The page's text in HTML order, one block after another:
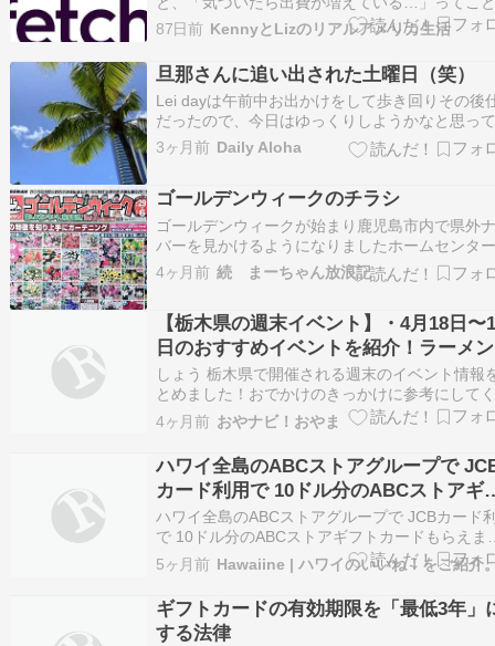
ありませんか？ 特に食費や日用品って、毎週コ
タントにお金がかかるので、少しでもお得にで
ら嬉しいですよね。 今回は、私が実際に使って
レシートを撮るだけでポイントが貯まる神アプ…
87日前 KennyとLizのリアルアメリカ生活
旦那さんに追い出された土曜日（笑）
Lei dayは午前中お出かけをして歩き回りその後
だったので、今日はゆっくりしようかなと思っ
た土曜日。 Ｊｄが言いました。「今日は一日バ
ームの壁のＤＩＹ（正確には壁を付ける前の内
いまま我慢を強いられている状態なので、…
3ヶ月前 Daily Aloha
ゴールデンウィークのチラシ
ゴールデンウィークが始まり鹿児島市内で県外
バーを見かけるようになりましたホームセンタ
チラシもゴールデンウィーク仕様鹿児島市の買
応援ギフトカードが利用できると書いてありま
ブログランキングに参加しています♪★☆★☆★
島…
4ヶ月前 続 まーちゃん放浪記
【栃木県の週末イベント】・4月18日〜
日のおすすめイベントを紹介！ラーメン
祭・工場祭り・ワインフェアなど
しょう 栃木県で開催される週末のイベント情報
とめました！おでかけのきっかけに参考にして
さいね。 栃木県 週末イベント情報 「今週末は
に行こう？」を解決！栃木県で2026年4月18(土
月19日(日)に開催される主なイベント情報をま
ました。ぜひお出かけの参考に…
4ヶ月前 おやナビ！おやま
ハワイ全島のABCストアグループで
カード利用で 10ドル分のABCストアギ
トカードもらえます
ハワイ全島のABCストアグループで JCBカード
で 10ドル分のABCストアギフトカードもらえま
ハワイ旅行でおなじみの ABCストア で、お得な
ャンペーンがスタートしました。 ハワイ全島の
ストアグループで […]
5ヶ月前 Hawaiine | ハワイのいいね！をご紹介
ギフトカードの有効期限を「最低3年」
する法律